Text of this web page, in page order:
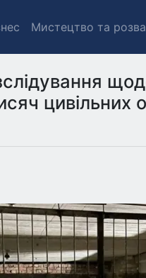
Мистецтво та
цивільних